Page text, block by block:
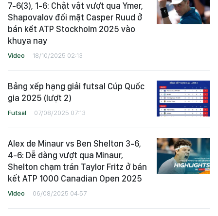
7-6(3), 1-6: Chật vật vượt qua Ymer,
Shapovalov đối mặt Casper Ruud ở
bán kết ATP Stockholm 2025 vào
khuya nay
Video 18/10/2025 02:13
Bảng xếp hạng giải futsal Cúp Quốc
gia 2025 (lượt 2)
Futsal 07/08/2025 07:13
Alex de Minaur vs Ben Shelton 3-6,
4-6: Dễ dàng vượt qua Minaur,
Shelton chạm trán Taylor Fritz ở bán
kết ATP 1000 Canadian Open 2025
Video 06/08/2025 04:57